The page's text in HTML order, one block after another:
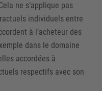
ne s‘applique pas
individuels entre
à l‘acheteur des
dans le domaine
accordées à
respectifs avec son